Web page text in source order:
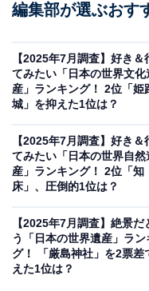
回答者からは「日本人
忘れてはいけないと思
都）、「遺産そのもの
言葉を失う静けさがあ
られる」（30代女性
れていました。
編集部が選ぶおす
【2025年7月調査】好き＆
てみたい「日本の世界文化
産」ランキング！ 2位「姫
城」を抑えた1位は？
【2025年7月調査】好き＆
てみたい「日本の世界自然
産」ランキング！ 2位「知
床」、圧倒的1位は？
【2025年7月調査】絶景だ
う「日本の世界遺産」ラン
グ！ 「厳島神社」を2票差
えた1位は？